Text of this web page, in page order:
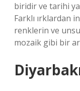
biridir ve tarihi
Farklı ırklardan
renklerin ve
mozaik gibi bir